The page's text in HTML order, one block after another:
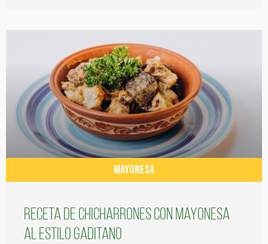
MAYONESA
Receta de chicharrones con mayonesa
al estilo gaditano